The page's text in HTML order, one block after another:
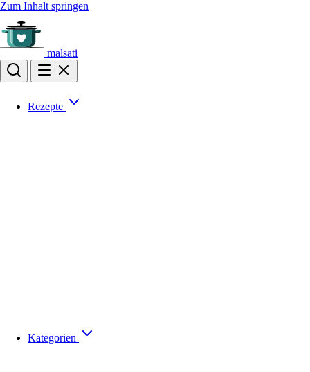
Zum Inhalt springen
malsati
Rezepte
Kategorien